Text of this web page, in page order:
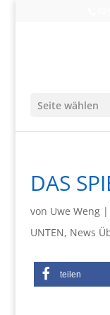
Seite wählen
DAS
von Uwe Weng|
UNTEN, News
teilen